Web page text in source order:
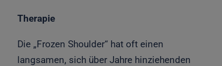
Therapie
Die „Frozen Shoulder“ hat oft einen
langsamen, sich über Jahre hinziehenden